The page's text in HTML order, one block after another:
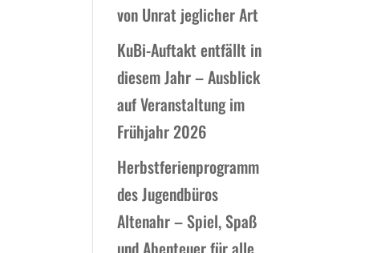
von Unrat jeglicher Art
KuBi-Auftakt entfällt in
diesem Jahr – Ausblick
auf Veranstaltung im
Frühjahr 2026
Herbstferienprogramm
des Jugendbüros
Altenahr – Spiel, Spaß
und Abenteuer für alle